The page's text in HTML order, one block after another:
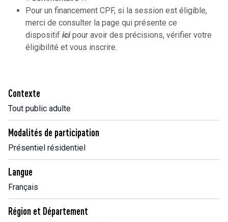
Contexte
Tout public adulte
Modalités de participation
Présentiel résidentiel
Langue
Français
Région et Département
Pour un financement CPF, si la session est éligible,
merci de consulter la page qui présente ce
dispositif icipour avoir des précisions, vérifier votre
éligibilité et vous inscrire.